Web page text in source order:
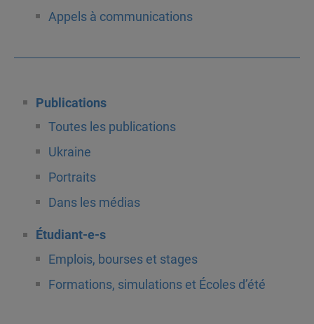
Appels à communications
Publications
Toutes les publications
Ukraine
Portraits
Dans les médias
Étudiant-e-s
Emplois, bourses et stages
Formations, simulations et Écoles d’été